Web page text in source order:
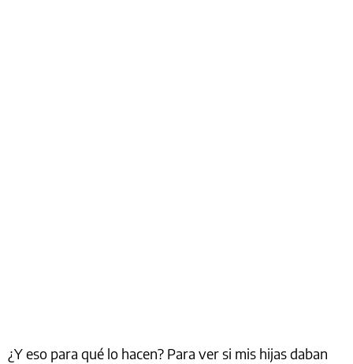
¿Y eso para qué lo hacen? Para ver si mis hijas daban